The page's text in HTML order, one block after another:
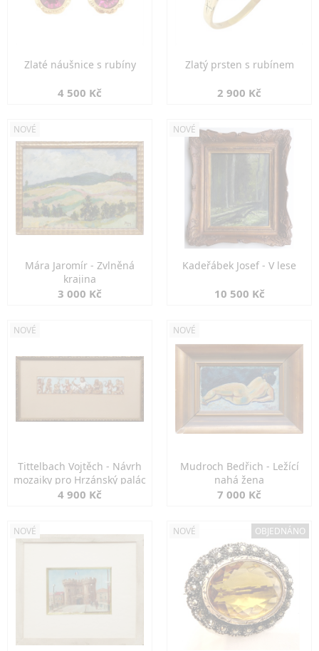
Zlaté náušnice s rubíny
4 500 Kč
Zlatý prsten s rubínem
2 900 Kč
NOVÉ
Mára Jaromír - Zvlněná
krajina
3 000 Kč
NOVÉ
Kadeřábek Josef - V lese
10 500 Kč
NOVÉ
Tittelbach Vojtěch - Návrh
mozaiky pro Hrzánský palác
4 900 Kč
NOVÉ
Mudroch Bedřich - Ležící
nahá žena
7 000 Kč
NOVÉ NOVÉ OBJEDNÁNO